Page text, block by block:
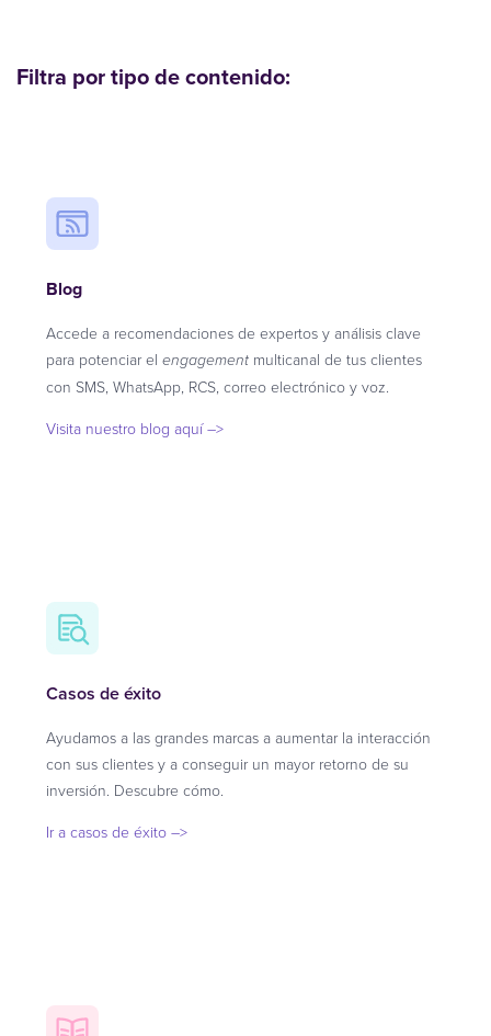
Filtra por tipo de contenido:
Blog
Accede a recomendaciones de expertos y análisis clave
para potenciar el engagement multicanal de tus clientes
con SMS, WhatsApp, RCS, correo electrónico y voz.
Visita nuestro blog aquí –>
Casos de éxito
Ayudamos a las grandes marcas a aumentar la interacción
con sus clientes y a conseguir un mayor retorno de su
inversión. Descubre cómo.
Ir a casos de éxito –>